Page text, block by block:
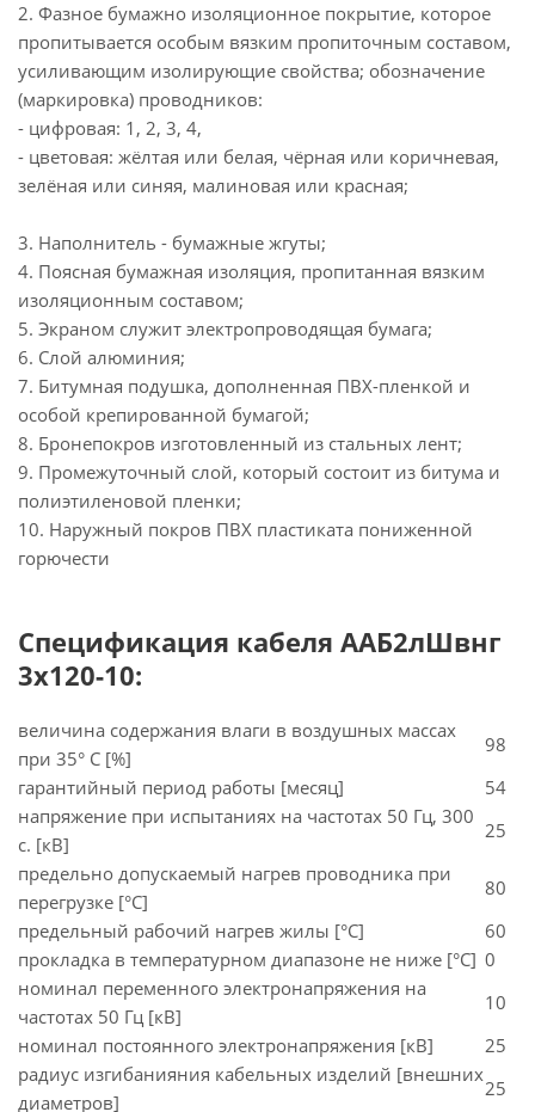
2. Фазное бумажно изоляционное покрытие, которое
пропитывается особым вязким пропиточным составом,
усиливающим изолирующие свойства; обозначение
(маркировка) проводников:
- цифровая: 1, 2, 3, 4,
- цветовая: жёлтая или белая, чёрная или коричневая,
зелёная или синяя, малиновая или красная;
3. Наполнитель - бумажные жгуты;
4. Поясная бумажная изоляция, пропитанная вязким
изоляционным составом;
5. Экраном служит электропроводящая бумага;
6. Слой алюминия;
7. Битумная подушка, дополненная ПВХ-пленкой и
особой крепированной бумагой;
8. Бронепокров изготовленный из стальных лент;
9. Промежуточный слой, который состоит из битума и
полиэтиленовой пленки;
10. Наружный покров ПВХ пластиката пониженной
горючести
Спецификация кабеля ААБ2лШвнг
3х120-10:
величина содержания влаги в воздушных массах
при 35° C [%]
98
гарантийный период работы [месяц]
54
напряжение при испытаниях на частотах 50 Гц, 300
с. [кВ]
25
предельно допускаемый нагрев проводника при
перегрузке [°С]
80
предельный рабочий нагрев жилы [°С]
60
прокладка в температурном диапазоне не ниже [°C] 0
номинал переменного электронапряжения на
частотах 50 Гц [кВ]
10
номинал постоянного электронапряжения [кВ]
25
радиус изгибанияния кабельных изделий [внешних
диаметров]
25